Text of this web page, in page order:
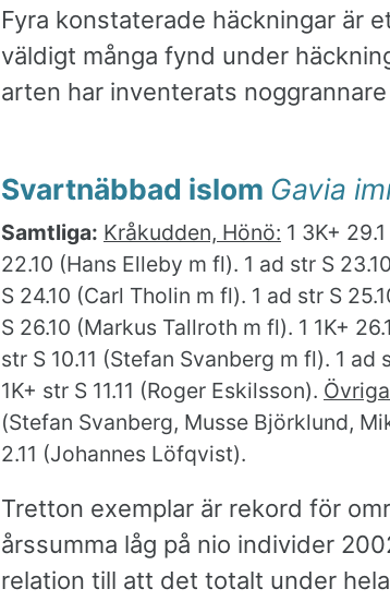
Fyra konstaterade häckningar är
väldigt många fynd under
arten har inventerats
Svartnäbbad islom Gavia
Samtliga: Kråkudden, Hönö: 1 3K+
22.10 (Hans Elleby m fl). 1 ad str S
S 24.10 (Carl Tholin m fl). 1 ad str S
S 26.10 (Markus Tallroth m fl). 1 1K+
str S 10.11 (Stefan Svanberg m fl). 1 ad
1K+ str S 11.11 (Roger Eskilsson).
(Stefan Svanberg, Musse Björklund,
2.11 (Johannes Löfqvist).
Tretton exemplar är rekord för
årssumma låg på nio individer
relation till att det totalt under